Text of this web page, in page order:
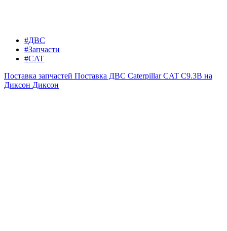
#ДВС
#Запчасти
#CAT
Поставка запчастей Поставка ДВС Caterpillar CAT C9.3B на
Диксон Диксон